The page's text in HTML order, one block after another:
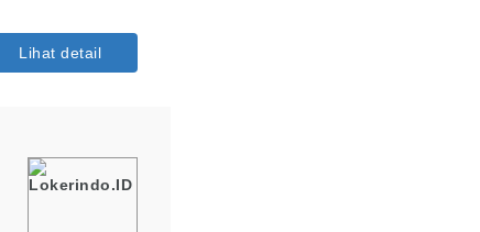
Lihat detail